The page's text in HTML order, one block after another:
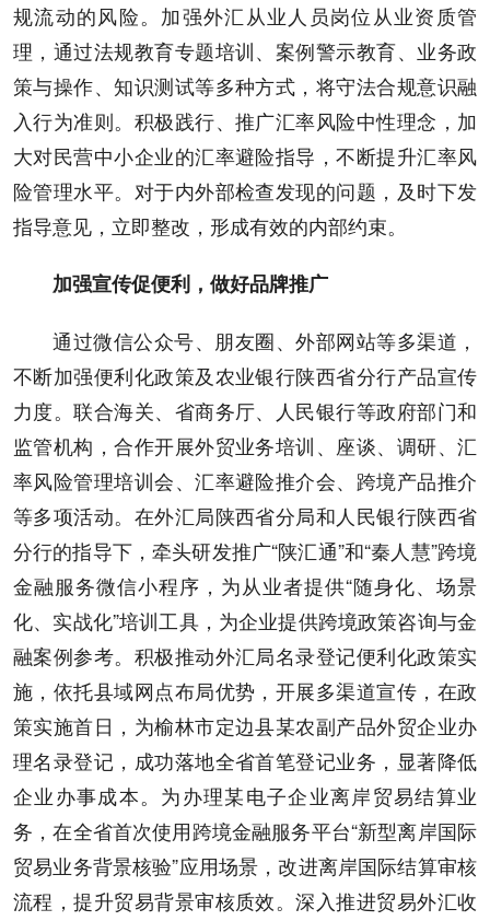
规流动的风险。加强外汇从业人员岗位从业资质管
理，通过法规教育专题培训、案例警示教育、业务政
策与操作、知识测试等多种方式，将守法合规意识融
入行为准则。积极践行、推广汇率风险中性理念，加
大对民营中小企业的汇率避险指导，不断提升汇率风
险管理水平。对于内外部检查发现的问题，及时下发
指导意见，立即整改，形成有效的内部约束。
加强宣传促便利，做好品牌推广
通过微信公众号、朋友圈、外部网站等多渠道，
不断加强便利化政策及农业银行陕西省分行产品宣传
力度。联合海关、省商务厅、人民银行等政府部门和
监管机构，合作开展外贸业务培训、座谈、调研、汇
率风险管理培训会、汇率避险推介会、跨境产品推介
等多项活动。在外汇局陕西省分局和人民银行陕西省
分行的指导下，牵头研发推广“陕汇通”和“秦人慧”跨境
金融服务微信小程序，为从业者提供“随身化、场景
化、实战化”培训工具，为企业提供跨境政策咨询与金
融案例参考。积极推动外汇局名录登记便利化政策实
施，依托县域网点布局优势，开展多渠道宣传，在政
策实施首日，为榆林市定边县某农副产品外贸企业办
理名录登记，成功落地全省首笔登记业务，显著降低
企业办事成本。为办理某电子企业离岸贸易结算业
务，在全省首次使用跨境金融服务平台“新型离岸国际
贸易业务背景核验”应用场景，改进离岸国际结算审核
流程，提升贸易背景审核质效。深入推进贸易外汇收